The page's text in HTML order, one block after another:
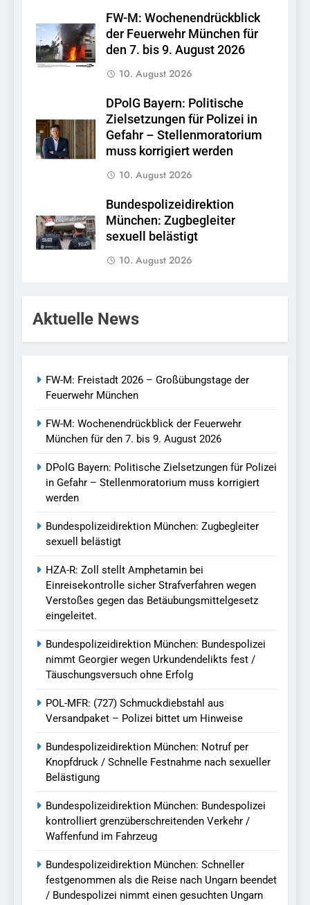
FW-M: Wochenendrückblick
der Feuerwehr München für
den 7. bis 9. August 2026
10. August 2026
DPolG Bayern: Politische
Zielsetzungen für Polizei in
Gefahr – Stellenmoratorium
muss korrigiert werden
10. August 2026
Bundespolizeidirektion
München: Zugbegleiter
sexuell belästigt
10. August 2026
Aktuelle News
FW-M: Freistadt 2026 – Großübungstage der
Feuerwehr München
FW-M: Wochenendrückblick der Feuerwehr
München für den 7. bis 9. August 2026
DPolG Bayern: Politische Zielsetzungen für Polizei
in Gefahr – Stellenmoratorium muss korrigiert
werden
Bundespolizeidirektion München: Zugbegleiter
sexuell belästigt
HZA-R: Zoll stellt Amphetamin bei
Einreisekontrolle sicher Strafverfahren wegen
Verstoßes gegen das Betäubungsmittelgesetz
eingeleitet.
Bundespolizeidirektion München: Bundespolizei
nimmt Georgier wegen Urkundendelikts fest /
Täuschungsversuch ohne Erfolg
POL-MFR: (727) Schmuckdiebstahl aus
Versandpaket – Polizei bittet um Hinweise
Bundespolizeidirektion München: Notruf per
Knopfdruck / Schnelle Festnahme nach sexueller
Belästigung
Bundespolizeidirektion München: Bundespolizei
kontrolliert grenzüberschreitenden Verkehr /
Waffenfund im Fahrzeug
Bundespolizeidirektion München: Schneller
festgenommen als die Reise nach Ungarn beendet
/ Bundespolizei nimmt einen gesuchten Ungarn